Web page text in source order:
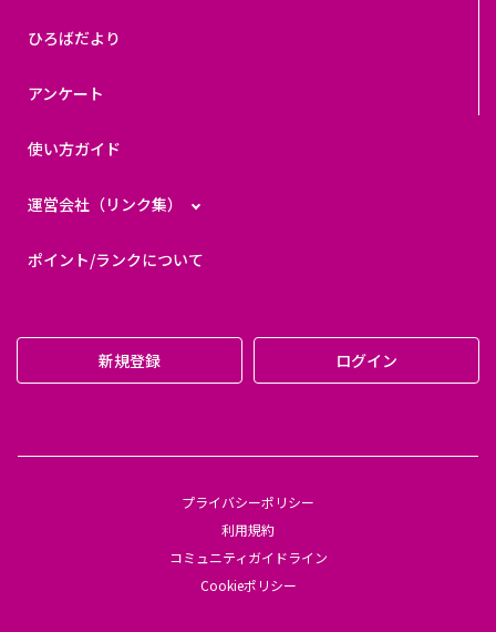
ひろばだより
アンケート
使い方ガイド
運営会社（リンク集）
ポイント/ランクについて
新規登録 ログイン
プライバシーポリシー
利用規約
コミュニティガイドライン
Cookieポリシー